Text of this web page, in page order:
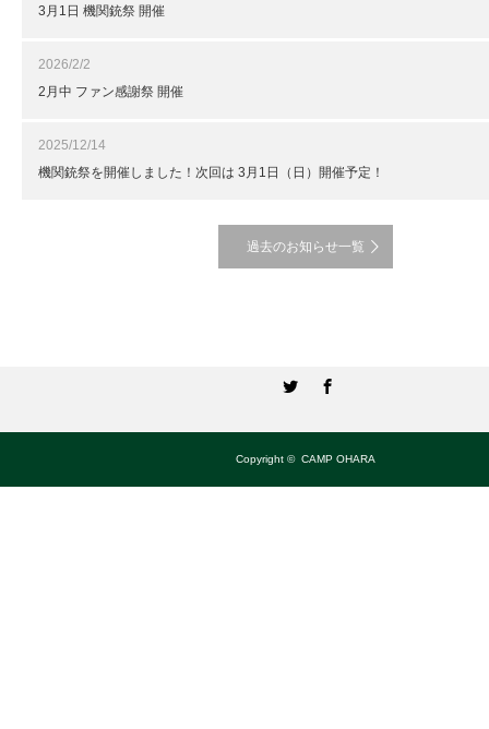
3月1日 機関銃祭 開催
2026/2/2
2月中 ファン感謝祭 開催
2025/12/14
機関銃祭を開催しました！次回は 3月1日（日）開催予定！
過去のお知らせ一覧
Copyright © CAMP OHARA